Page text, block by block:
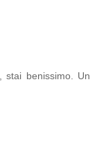
stai benissimo. Un